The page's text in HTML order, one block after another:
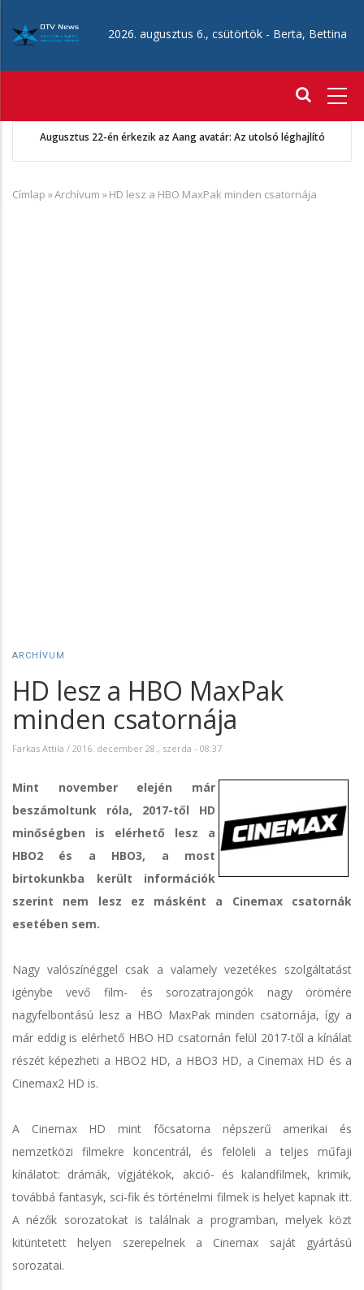
tartalomra
2026. augusztus 6., csütörtök - Berta, Bettina
CANAL+ 2026 augusztusi ajánló
Morzsa
Címlap »Archívum »HD lesz a HBO MaxPak minden csatornája
ARCHÍVUM
HD lesz a HBO MaxPak
minden csatornája
Farkas Attila / 2016. december 28., szerda - 08:37
Mint november elején már
beszámoltunk róla, 2017-től HD
minőségben is elérhető lesz a
HBO2 és a HBO3, a most
birtokunkba került információk
szerint nem lesz ez másként a Cinemax csatornák
esetében sem.
Nagy valószínéggel csak a valamely vezetékes szolgáltatást
igénybe vevő film- és sorozatrajongók nagy örömére
nagyfelbontású lesz a HBO MaxPak minden csatornája, így a
már eddig is elérhető HBO HD csatornán felül 2017-től a kínálat
részét képezheti a HBO2 HD, a HBO3 HD, a Cinemax HD és a
Cinemax2 HD is.
A Cinemax HD mint főcsatorna népszerű amerikai és
nemzetközi filmekre koncentrál, és felöleli a teljes műfaji
kínálatot: drámák, vígjátékok, akció- és kalandfilmek, krimik,
továbbá fantasyk, sci-fik és történelmi filmek is helyet kapnak itt.
A nézők sorozatokat is találnak a programban, melyek közt
kitüntetett helyen szerepelnek a Cinemax saját gyártású
sorozatai.